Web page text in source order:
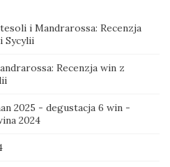
i Mandrarossa: Recenzja
Sycylii
Recenzja win z
2025 - degustacja 6 win -
2024